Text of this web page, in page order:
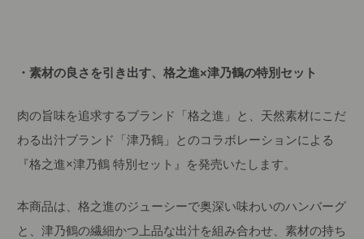
・素材の良さを引き出す、格之進×津乃鶴の特別セット
肉の旨味を追求するブランド「格之進」と、天然素材にこだ
わる出汁ブランド「津乃鶴」とのコラボレーションによる
『格之進×津乃鶴 特別セット』を発売いたします。
本商品は、格之進のジューシーで奥深い味わいのハンバーグ
と、津乃鶴の繊細かつ上品な出汁を組み合わせ、素材の持ち